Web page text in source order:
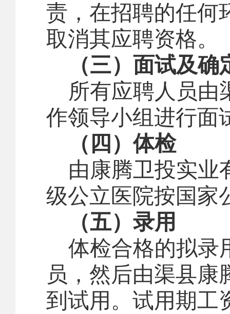
责，在招聘的任何
取消其应聘资格。
（三）面试及
所有应聘人员由
作领导小组进行面
（四）体检
由康腾卫投实业
级公立医院按国家
（五）录用
体检合格的拟录
员，然后由渠县康
到试用。试用期工